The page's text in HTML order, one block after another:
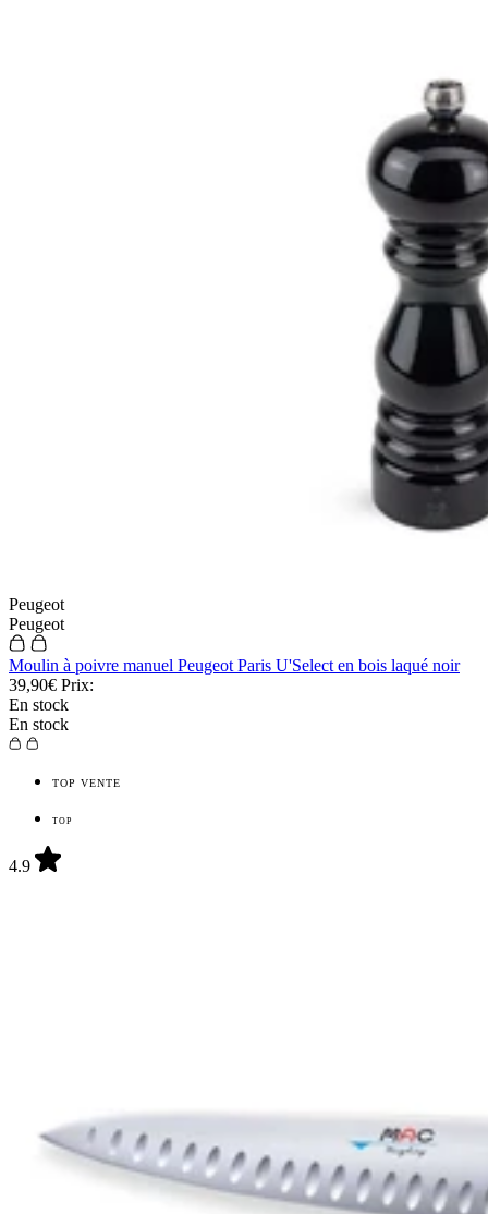
Peugeot
Peugeot
Moulin à poivre manuel Peugeot Paris U'Select en bois laqué noir
39,90€ Prix:
En stock
En stock
TOP VENTE
TOP
4.9